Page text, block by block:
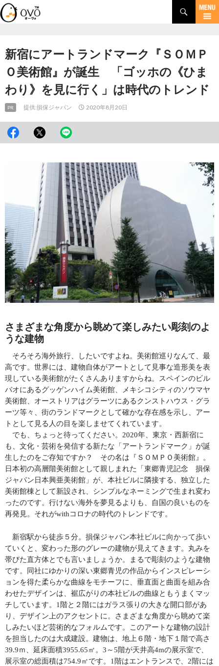
検
索
コ
ン
ツ
動
新宿にアートランドマーク『ＳＯＭＰ
Ｏ美術館』が誕生 「ゴッホの《ひま
わり》を見に行く」は時代のトレンド
PR 提供:損保ジャパン 2020年8月20日
さまざまな角度から眺めて楽しみたい彫刻のよ
うな建物
そろそろ海外旅行、したいですよね。美術館巡りなんて、最
高です。世界には、建物自体がアートとして見事な造形美を表
現している美術館がたくさんありますからね。スペインのビル
バオにあるグッゲンハイム美術館、メキシコシティのソウマヤ
美術館、オーストリアはグラーツにあるクンストハウス・グラ
ーツ等々、街のランドマークとして確かな存在感を示し、アー
トとして見る人の目を楽しませてくれています。
でも、ちょっと待ってください。 2020年、東京・西新宿に
も、文化・芸術を発信する新たな「アートランドマーク」が誕
生したのをご存知ですか？ その名は『ＳＯＭＰＯ美術館』。
日本初の高層階美術館として親しまれた「東郷青児記念 損保
ジャパン日本興亜美術館」が、本社ビルに隣接する、独立した
美術館棟として新設され、シンプルなネーミングで生まれ変わ
ったのです。行けない海外を夢見るよりも、自国の良いものを
再発見。それがwithコロナの時代のトレンドです。
新宿駅から徒歩５分。損保ジャパン本社ビルに向かって歩い
ていくと、変わった形のグレーの建物が見えてきます。丸みを
帯びた直方体とでも言いましょうか。まるで彫刻のような建物
です。同社にゆかりの深い東郷青児の作品からインスピレーシ
ョンを得た柔らかな曲線をモチーフに、垂直面と曲面を組み合
わせたデザインは、裾広がりの本社ビルの曲線ともうまくマッ
チしています。 1 階と２階にはガラス張りの大きな開口部があ
り、デザイン上のアクセントに。さまざまな角度から眺めて楽
しみたいほど芸術的なフォルムです。このアートな建物の設計
を担当したのは大成建設。 建物は、地上６階・地下１階で高さ
39.9ｍ、延床面積3955.65㎡。 3 ～ 5階が天井高4mの展示室で、
展示室の総面積は754.9㎡です。 1 階はエントランスで、 2階には